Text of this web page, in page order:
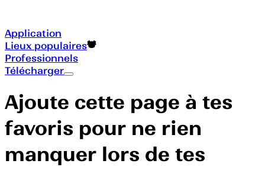
Application
Lieux populaires
Professionnels
Télécharger
Ajoute cette page à tes
favoris pour ne rien
manquer lors de tes